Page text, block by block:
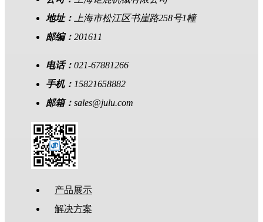
地址：
上海市松江区书崖路258号1幢
邮编： 201611
电话： 021-67881266
手机： 15821658882
邮箱： sales@julu.com
产品展示
解决方案